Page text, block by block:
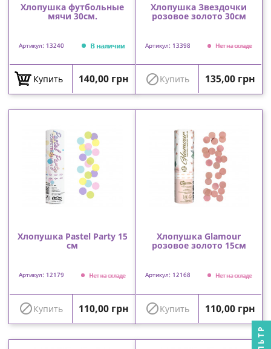
Хлопушка футбольные
мячи 30см.
Артикул: 13240 В наличии
Купить Цена
140,00 грн
Хлопушка Звездочки
розовое золото 30см
Артикул: 13398 Нет на складе
Купить Цена
135,00 грн
Хлопушка Pastel Party 15
см
Артикул: 12179 Нет на складе
Купить Цена
110,00 грн
Хлопушка Glamour
розовое золото 15см
Артикул: 12168 Нет на складе
Купить Цена
110,00 грн